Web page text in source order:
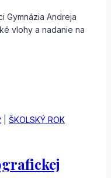
Gymnázia Andreja
vlohy a nadanie na
ŠKOLSKÝ ROK